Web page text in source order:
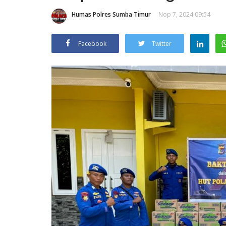
Humas Polres Sumba Timur Nop 7, 2024 09:54
Facebook Twitter